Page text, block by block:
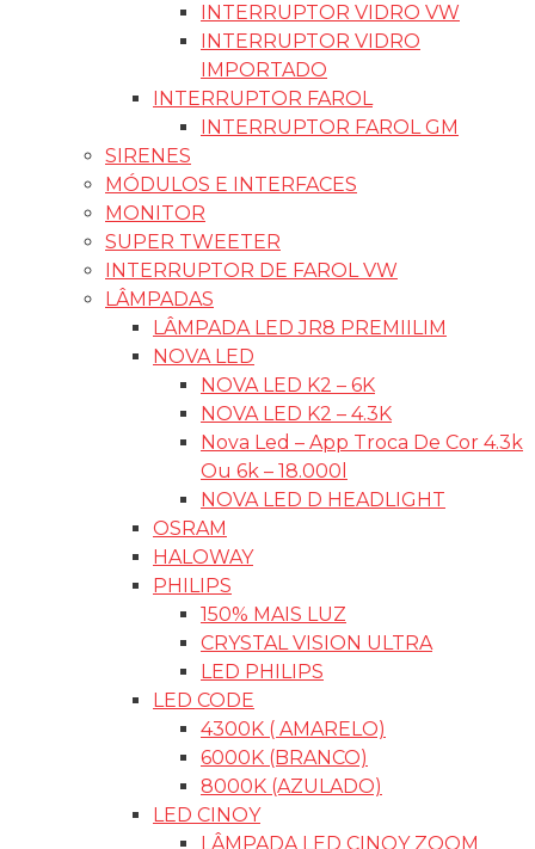
INTERRUPTOR VIDRO VW
INTERRUPTOR VIDRO
IMPORTADO
INTERRUPTOR FAROL
INTERRUPTOR FAROL GM
SIRENES
MÓDULOS E INTERFACES
MONITOR
SUPER TWEETER
INTERRUPTOR DE FAROL VW
LÂMPADAS
LÂMPADA LED JR8 PREMIILIM
NOVA LED
NOVA LED K2 – 6K
NOVA LED K2 – 4.3K
Nova Led – App Troca De Cor 4.3k
Ou 6k – 18.000l
NOVA LED D HEADLIGHT
OSRAM
HALOWAY
PHILIPS
150% MAIS LUZ
CRYSTAL VISION ULTRA
LED PHILIPS
LED CODE
4300K ( AMARELO)
6000K (BRANCO)
8000K (AZULADO)
LED CINOY
LÂMPADA LED CINOY ZOOM